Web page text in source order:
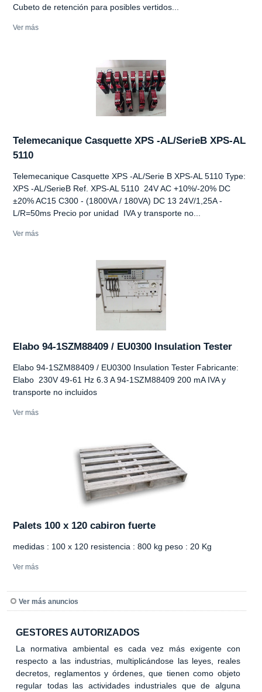
Cubeto de retención para posibles vertidos...
Ver más
Telemecanique Casquette XPS -AL/SerieB XPS-AL
5110
Telemecanique Casquette XPS -AL/Serie B XPS-AL 5110 Type:
XPS -AL/SerieB Ref. XPS-AL 5110 24V AC +10%/-20% DC
±20% AC15 C300 - (1800VA / 180VA) DC 13 24V/1,25A -
L/R=50ms Precio por unidad IVA y transporte no...
Ver más
Elabo 94-1SZM88409 / EU0300 Insulation Tester
Elabo 94-1SZM88409 / EU0300 Insulation Tester Fabricante:
Elabo 230V 49-61 Hz 6.3 A 94-1SZM88409 200 mA IVA y
transporte no incluidos
Ver más
Palets 100 x 120 cabiron fuerte
medidas : 100 x 120 resistencia : 800 kg peso : 20 Kg
Ver más
Ver más anuncios
GESTORES AUTORIZADOS
La normativa ambiental es cada vez más exigente con
respecto a las industrias, multiplicándose las leyes, reales
decretos, reglamentos y órdenes, que tienen como objeto
regular todas las actividades industriales que de alguna